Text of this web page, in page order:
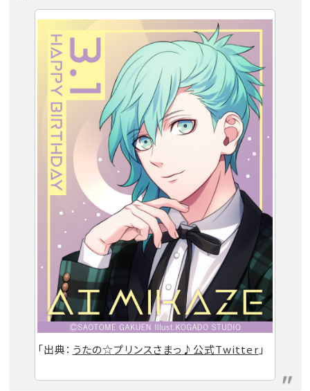
「出典： うたの☆プリンスさまっ♪公式Twitter 」